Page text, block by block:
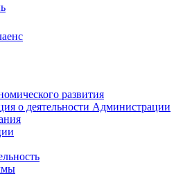
развития
о деятельности Администрации